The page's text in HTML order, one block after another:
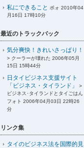
私にできること ポォ 2010年04
月16日 17時10分
最近のトラックバック
気分爽快！きれいさっぱり！
> クーラーが壊れた 2006年05月
15日 15時44分
日タイビジネス支援サイト
「ビジネス・タイランド」
>
ビジネス･タイランドとタイごはん
フォト 2006年04月03日 22時26
分
リンク集
タイのビジネス法を国際的見